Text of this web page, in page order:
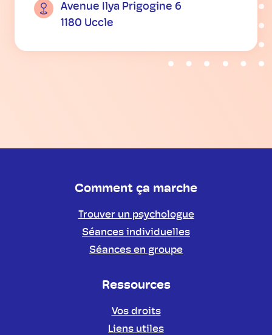
Avenue Ilya Prigogine 6
1180 Uccle
Comment ça marche
Trouver un psychologue
Séances individuelles
Séances en groupe
Ressources
Vos droits
Liens utiles